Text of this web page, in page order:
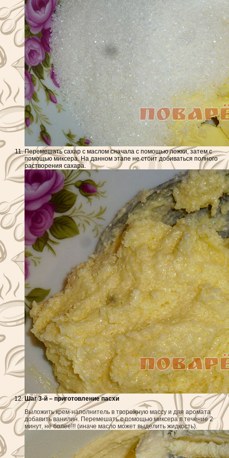
Перемешать сахар с маслом сначала с помощью ложки, затем с
помощью миксера. На данном этапе не стоит добиваться полного
растворения сахара.
Шаг 3-й – приготовление пасхи
Выложить крем-наполнитель в творожную массу и для аромата
добавить ванилин. Перемешать с помощью миксера в течение 2
минут, не более!!! (иначе масло может выделить жидкость).